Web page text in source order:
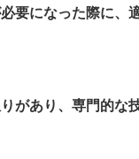
要になった際に、
があり、専門的な